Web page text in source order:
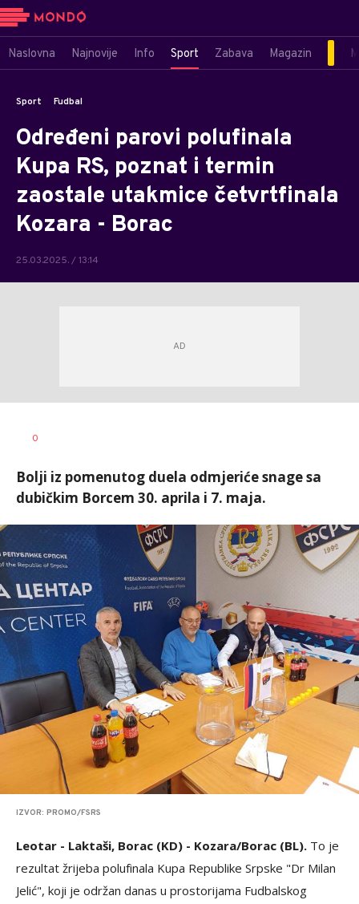
Naslovna Najnovije Info Sport Zabava Magazin
Sport Fudbal
Određeni parovi polufinala
Kupa RS, poznat i termin
zaostale utakmice četvrtfinala
Kozara - Borac
25.03.2025. / 13:14
AUTOR
0
Bolji iz pomenutog duela odmjeriće snage sa
dubičkim Borcem 30. aprila i 7. maja.
IZVOR: PROMO/FSRS
Leotar - Laktaši, Borac (KD) - Kozara/Borac (BL). To je
rezultat žrijeba polufinala Kupa Republike Srpske "Dr Milan
Jelić", koji je održan danas u prostorijama Fudbalskog